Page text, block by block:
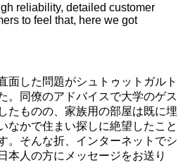
reliability, detailed customer
to feel that, here we got
面した問題がシュトゥットガルト
。同僚のアドバイスで大学のゲス
たものの、家族用の部屋は既に埋
なかで住まい探しに絶望したこと
。そんな折、インターネットでシ
本人の方にメッセージをお送り